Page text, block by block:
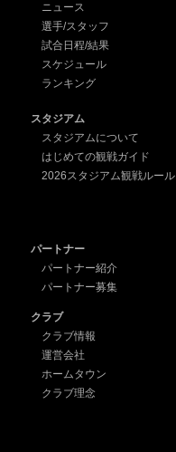
ニュース
選手/スタッフ
試合日程/結果
スケジュール
ランキング
スタジアム
スタジアムについて
はじめての観戦ガイド
2026スタジアム観戦ルール
パートナー
パートナー紹介
パートナー募集
クラブ
クラブ情報
運営会社
ホームタウン
クラブ理念